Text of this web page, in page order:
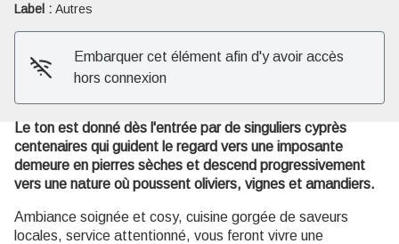
Label : Autres
Embarquer cet élément afin d'y avoir accès
hors connexion
Le ton est donné dès l'entrée par de singuliers cyprès
centenaires qui guident le regard vers une imposante
demeure en pierres sèches et descend progressivement
vers une nature où poussent oliviers, vignes et amandiers.
Ambiance soignée et cosy, cuisine gorgée de saveurs
locales, service attentionné, vous feront vivre une